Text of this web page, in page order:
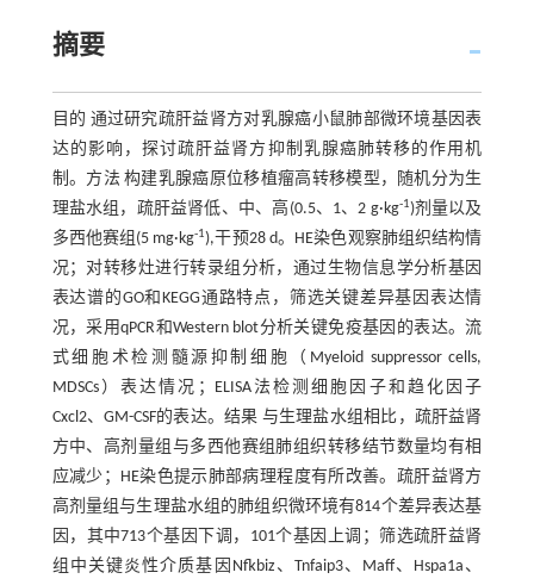
摘要
目的 通过研究疏肝益肾方对乳腺癌小鼠肺部微环境基因表
达的影响，探讨疏肝益肾方抑制乳腺癌肺转移的作用机
制。方法 构建乳腺癌原位移植瘤高转移模型，随机分为生
理盐水组，疏肝益肾低、中、高(0.5、1、2 g·kg-1)剂量以及
多西他赛组(5 mg·kg-1),干预28 d。HE染色观察肺组织结构情
况；对转移灶进行转录组分析，通过生物信息学分析基因
表达谱的GO和KEGG通路特点，筛选关键差异基因表达情
况，采用qPCR和Western blot分析关键免疫基因的表达。流
式细胞术检测髓源抑制细胞（Myeloid suppressor cells,
MDSCs）表达情况；ELISA法检测细胞因子和趋化因子
Cxcl2、GM-CSF的表达。结果 与生理盐水组相比，疏肝益肾
方中、高剂量组与多西他赛组肺组织转移结节数量均有相
应减少；HE染色提示肺部病理程度有所改善。疏肝益肾方
高剂量组与生理盐水组的肺组织微环境有814个差异表达基
因，其中713个基因下调，101个基因上调；筛选疏肝益肾
组中关键炎性介质基因Nfkbiz、Tnfaip3、Maff、Hspa1a、